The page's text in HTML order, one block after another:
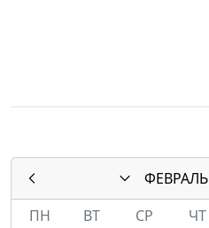
ФЕВРАЛЬ
ПН
ВТ СР ЧТ